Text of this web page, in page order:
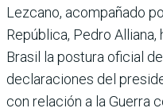
Lezcano, acompañado
República, Pedro
Brasil la postura oficial
declaraciones del
con relación a la Guerra